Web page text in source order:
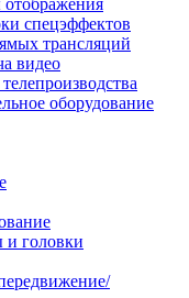
спецэффектов
трансляций
видео
оборудование
и головки